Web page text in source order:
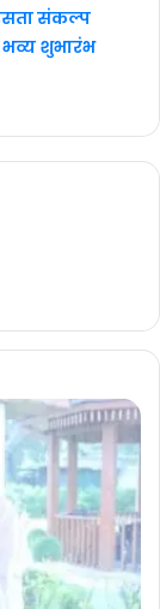
संकल्प
शुभारंभ